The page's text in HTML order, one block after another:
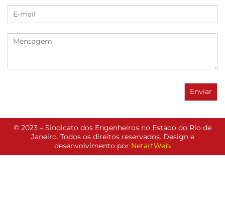
© 2023 – Sindicato dos Engenheiros no Estado do Rio de
Janeiro. Todos os direitos reservados. Design e
desenvolvimento por NetartWeb.